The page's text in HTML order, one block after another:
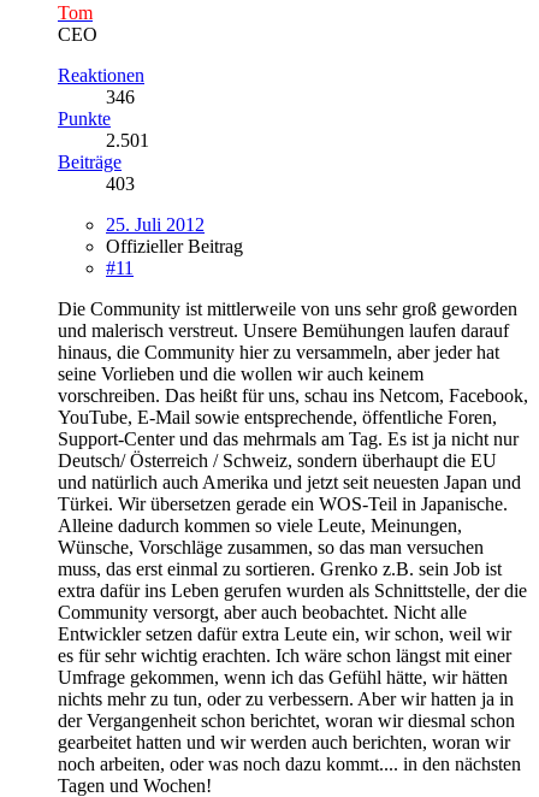
Tom
CEO
Reaktionen
346
Punkte
2.501
Beiträge
403
25. Juli 2012
Offizieller Beitrag
#11
Die Community ist mittlerweile von uns sehr groß geworden
und malerisch verstreut. Unsere Bemühungen laufen darauf
hinaus, die Community hier zu versammeln, aber jeder hat
seine Vorlieben und die wollen wir auch keinem
vorschreiben. Das heißt für uns, schau ins Netcom, Facebook,
YouTube, E-Mail sowie entsprechende, öffentliche Foren,
Support-Center und das mehrmals am Tag. Es ist ja nicht nur
Deutsch/ Österreich / Schweiz, sondern überhaupt die EU
und natürlich auch Amerika und jetzt seit neuesten Japan und
Türkei. Wir übersetzen gerade ein WOS-Teil in Japanische.
Alleine dadurch kommen so viele Leute, Meinungen,
Wünsche, Vorschläge zusammen, so das man versuchen
muss, das erst einmal zu sortieren. Grenko z.B. sein Job ist
extra dafür ins Leben gerufen wurden als Schnittstelle, der die
Community versorgt, aber auch beobachtet. Nicht alle
Entwickler setzen dafür extra Leute ein, wir schon, weil wir
es für sehr wichtig erachten. Ich wäre schon längst mit einer
Umfrage gekommen, wenn ich das Gefühl hätte, wir hätten
nichts mehr zu tun, oder zu verbessern. Aber wir hatten ja in
der Vergangenheit schon berichtet, woran wir diesmal schon
gearbeitet hatten und wir werden auch berichten, woran wir
noch arbeiten, oder was noch dazu kommt.... in den nächsten
Tagen und Wochen!